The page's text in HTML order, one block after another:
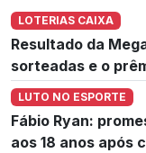
LOTERIAS CAIXA
Resultado da
sorteadas e o
LUTO NO ESPORTE
Fábio Ryan:
aos 18 anos após